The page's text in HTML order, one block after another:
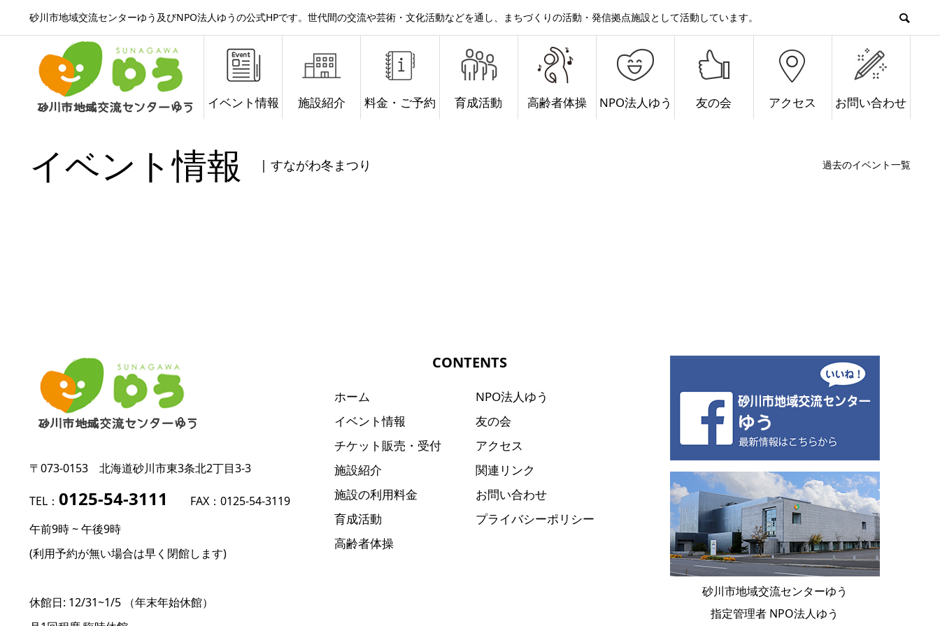
砂川市地域交流センターゆう及びNPO法人ゆうの公式HPです。世代間の交流や芸術・文化活動などを通し、まちづくりの活動・発信拠点施設として活動しています。
イベント情報 施設紹介 料金・ご予約 育成活動 高齢者体操 NPO法人ゆう 友の会 アクセス お問い合わせ
イベント情報 | すながわ冬まつり 過去のイベント一覧
〒073-0153 北海道砂川市東3条北2丁目3-3
TEL： 0125-54-3111
FAX：0125-54-3119
午前9時 ~ 午後9時
(利用予約が無い場合は早く閉館します)
休館日: 12/31~1/5 （年末年始休館）
CONTENTS
ホーム
イベント情報
チケット販売・受付
施設紹介
施設の利用料金
育成活動
高齢者体操
NPO法人ゆう
友の会
アクセス
関連リンク
お問い合わせ
プライバシーポリシー
砂川市地域交流センターゆう
指定管理者 NPO法人ゆう